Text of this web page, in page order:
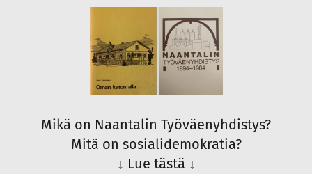
Mikä on Naantalin Työväenyhdistys?
Mitä on sosialidemokratia?
↓ Lue tästä ↓